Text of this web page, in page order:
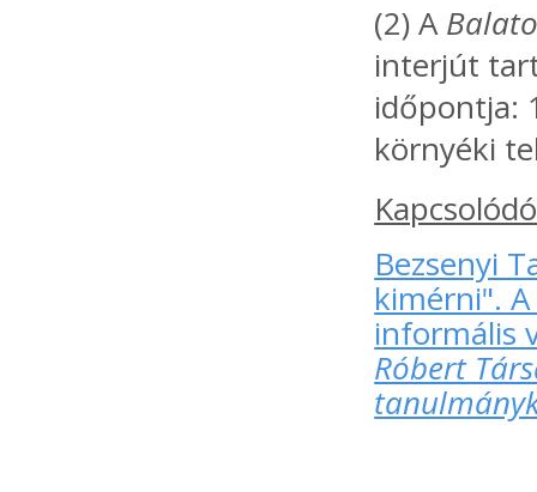
(2) A
interjút
időpontja:
környéki
Bezsenyi
kimérni".
informális
Róbert